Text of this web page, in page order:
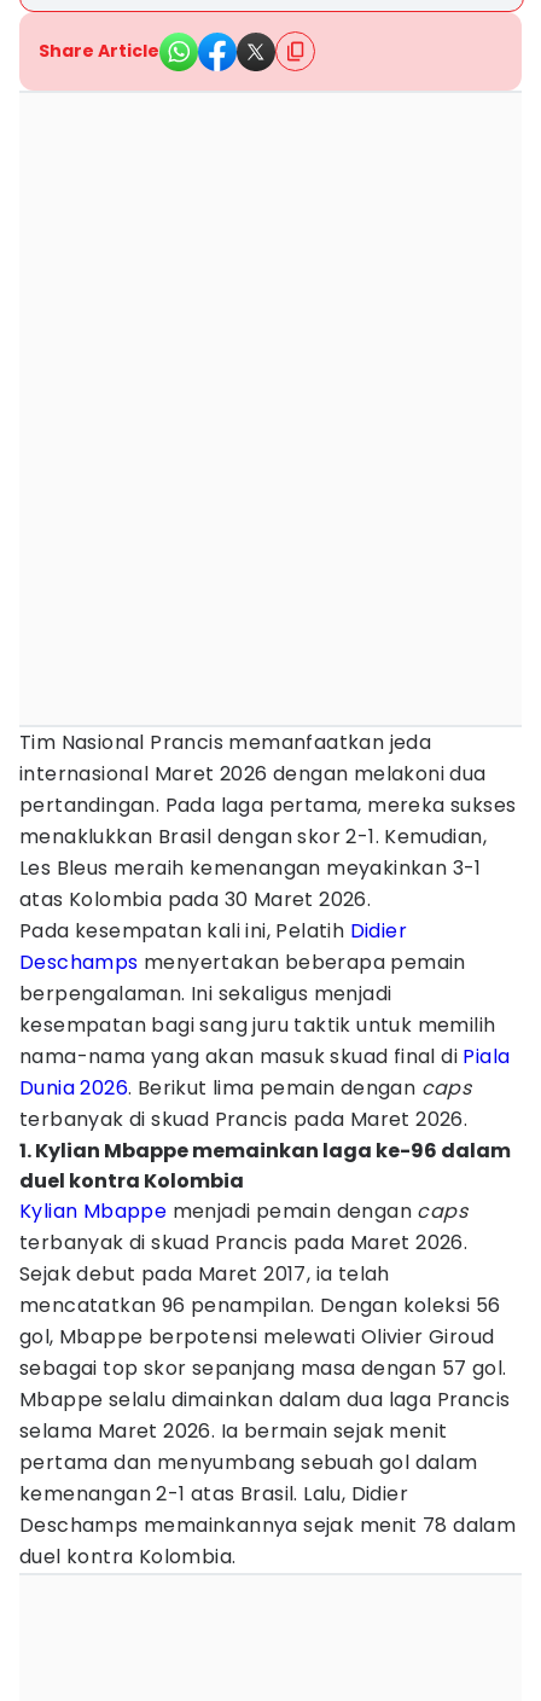
Share Article
Tim Nasional Prancis memanfaatkan jeda
internasional Maret 2026 dengan melakoni dua
pertandingan. Pada laga pertama, mereka sukses
menaklukkan Brasil dengan skor 2-1. Kemudian,
Les Bleus meraih kemenangan meyakinkan 3-1
atas Kolombia pada 30 Maret 2026.
Pada kesempatan kali ini, Pelatih Didier
Deschamps menyertakan beberapa pemain
berpengalaman. Ini sekaligus menjadi
kesempatan bagi sang juru taktik untuk memilih
nama-nama yang akan masuk skuad final di Piala
Dunia 2026. Berikut lima pemain dengan caps
terbanyak di skuad Prancis pada Maret 2026.
1. Kylian Mbappe memainkan laga ke-96 dalam
duel kontra Kolombia
Kylian Mbappe menjadi pemain dengan caps
terbanyak di skuad Prancis pada Maret 2026.
Sejak debut pada Maret 2017, ia telah
mencatatkan 96 penampilan. Dengan koleksi 56
gol, Mbappe berpotensi melewati Olivier Giroud
sebagai top skor sepanjang masa dengan 57 gol.
Mbappe selalu dimainkan dalam dua laga Prancis
selama Maret 2026. Ia bermain sejak menit
pertama dan menyumbang sebuah gol dalam
kemenangan 2-1 atas Brasil. Lalu, Didier
Deschamps memainkannya sejak menit 78 dalam
duel kontra Kolombia.